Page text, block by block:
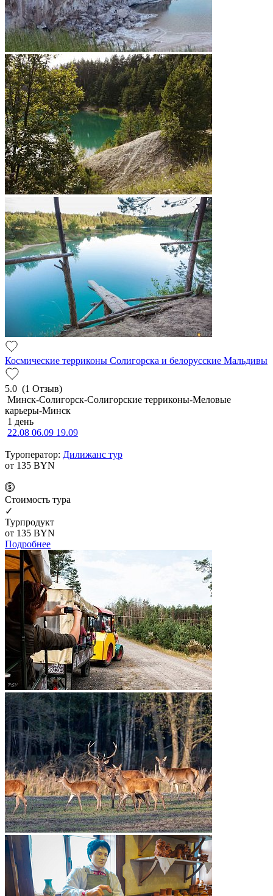
Космические терриконы Солигорска и белорусские Мальдивы
5.0 (1 Отзыв)
Минск-Солигорск-Солигорские терриконы-Меловые
карьеры-Минск
1 день
22.08 06.09 19.09
Туроператор: Дилижанс тур
от 135 BYN
Cтоимость тура
✓
Турпродукт
от 135 BYN
Подробнее